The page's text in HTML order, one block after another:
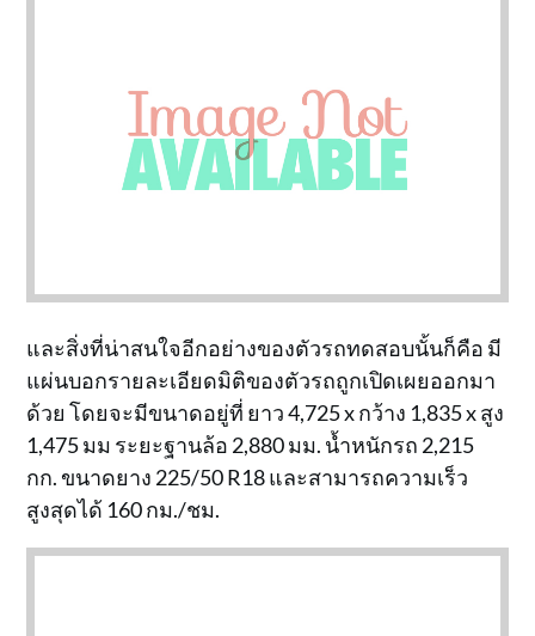
และสิ่งที่น่าสนใจอีกอย่างของตัวรถทดสอบนั้นก็คือ มี
แผ่นบอกรายละเอียดมิติของตัวรถถูกเปิดเผยออกมา
ด้วย โดยจะมีขนาดอยู่ที่ ยาว 4,725 x กว้าง 1,835 x สูง
1,475 มม ระยะฐานล้อ 2,880 มม. น้ำหนักรถ 2,215
กก. ขนาดยาง 225/50 R18 และสามารถความเร็ว
สูงสุดได้ 160 กม./ชม.